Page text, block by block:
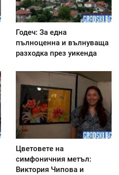
Годеч: За една
пълноценна и вълнуваща
разходка през уикенда
Цветовете на
симфоничния метъл:
Виктория Чипова и